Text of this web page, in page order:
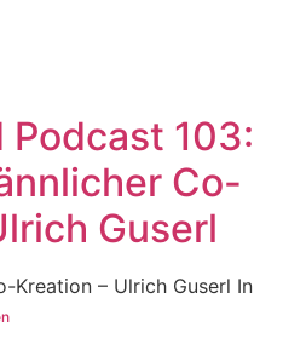
Podcast 103:
Co-
Guserl
Kreation – Ulrich Guserl In